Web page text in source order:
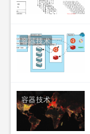
容器技术
容器技术